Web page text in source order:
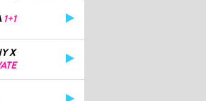
1+1
X